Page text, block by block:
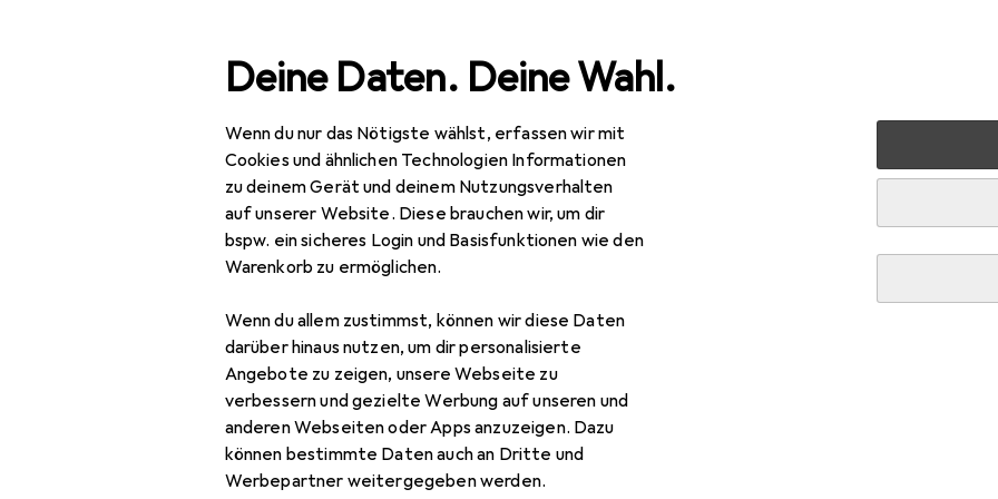
Deine Daten. Deine Wahl.
Wenn du nur das Nötigste wählst, erfassen wir mit
Cookies und ähnlichen Technologien Informationen
zu deinem Gerät und deinem Nutzungsverhalten
auf unserer Website. Diese brauchen wir, um dir
bspw. ein sicheres Login und Basisfunktionen wie den
Warenkorb zu ermöglichen.
Wenn du allem zustimmst, können wir diese Daten
darüber hinaus nutzen, um dir personalisierte
Angebote zu zeigen, unsere Webseite zu
verbessern und gezielte Werbung auf unseren und
anderen Webseiten oder Apps anzuzeigen. Dazu
können bestimmte Daten auch an Dritte und
Werbepartner weitergegeben werden.
Navigation nach Kategorien
IT + Multimedia Netzwerk Server + Zubehör Serverschrank Zubehör StarTech 2 HE 48,26cm